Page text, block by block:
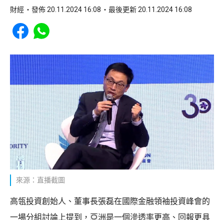
財經 發佈 20.11.2024 16:08 最後更新 20.11.2024 16:08
Share to Facebook
Share to WhatsApp
來源：直播截圖
高瓴投資創始人、董事長張磊在國際金融領袖投資峰會的
一場分組討論上提到，亞洲是一個滲透率更高、回報更具